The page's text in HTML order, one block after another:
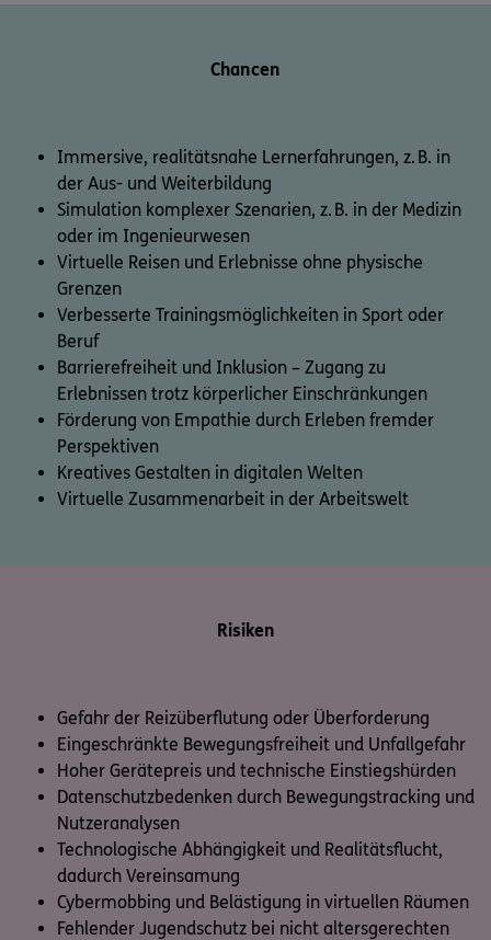
Chancen
Immersive, realitätsnahe Lernerfahrungen, z. B. in
der Aus- und Weiterbildung
Simulation komplexer Szenarien, z. B. in der Medizin
oder im Ingenieurwesen
Virtuelle Reisen und Erlebnisse ohne physische
Grenzen
Verbesserte Trainingsmöglichkeiten in Sport oder
Beruf
Barrierefreiheit und Inklusion – Zugang zu
Erlebnissen trotz körperlicher Einschränkungen
Förderung von Empathie durch Erleben fremder
Perspektiven
Kreatives Gestalten in digitalen Welten
Virtuelle Zusammenarbeit in der Arbeitswelt
Risiken
Gefahr der Reizüberflutung oder Überforderung
Eingeschränkte Bewegungsfreiheit und Unfallgefahr
Hoher Gerätepreis und technische Einstiegshürden
Datenschutzbedenken durch Bewegungstracking und
Nutzeranalysen
Technologische Abhängigkeit und Realitätsflucht,
dadurch Vereinsamung
Cybermobbing und Belästigung in virtuellen Räumen
Fehlender Jugendschutz bei nicht altersgerechten